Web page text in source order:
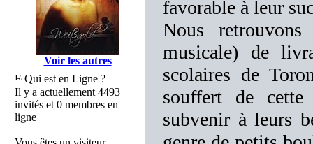
Voir les autres
Qui est en Ligne ?
Il y a actuellement 4493
invités et 0 membres en
ligne
favorable à leur
Nous
musicale) de
scolaires de
souffert de
subvenir à leurs